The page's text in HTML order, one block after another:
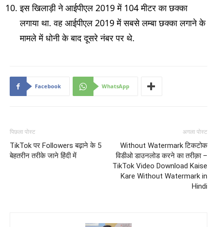
इस खिलाड़ी ने आईपीएल 2019 में 104 मीटर का छक्का
लगाया था. वह आईपीएल 2019 में सबसे लम्बा छक्का लगाने के
मामले में धोनी के बाद दूसरे नंबर पर थे.
Facebook WhatsApp
पिछला पोस्ट
TikTok पर Followers बढ़ाने के 5
बेहतरीन तरीके जाने हिंदी में
अगला पोस्ट
Without Watermark टिकटोक
विडीओ डाउनलोड करने का तरीक़ा –
TikTok Video Download Kaise
Kare Without Watermark in
Hindi